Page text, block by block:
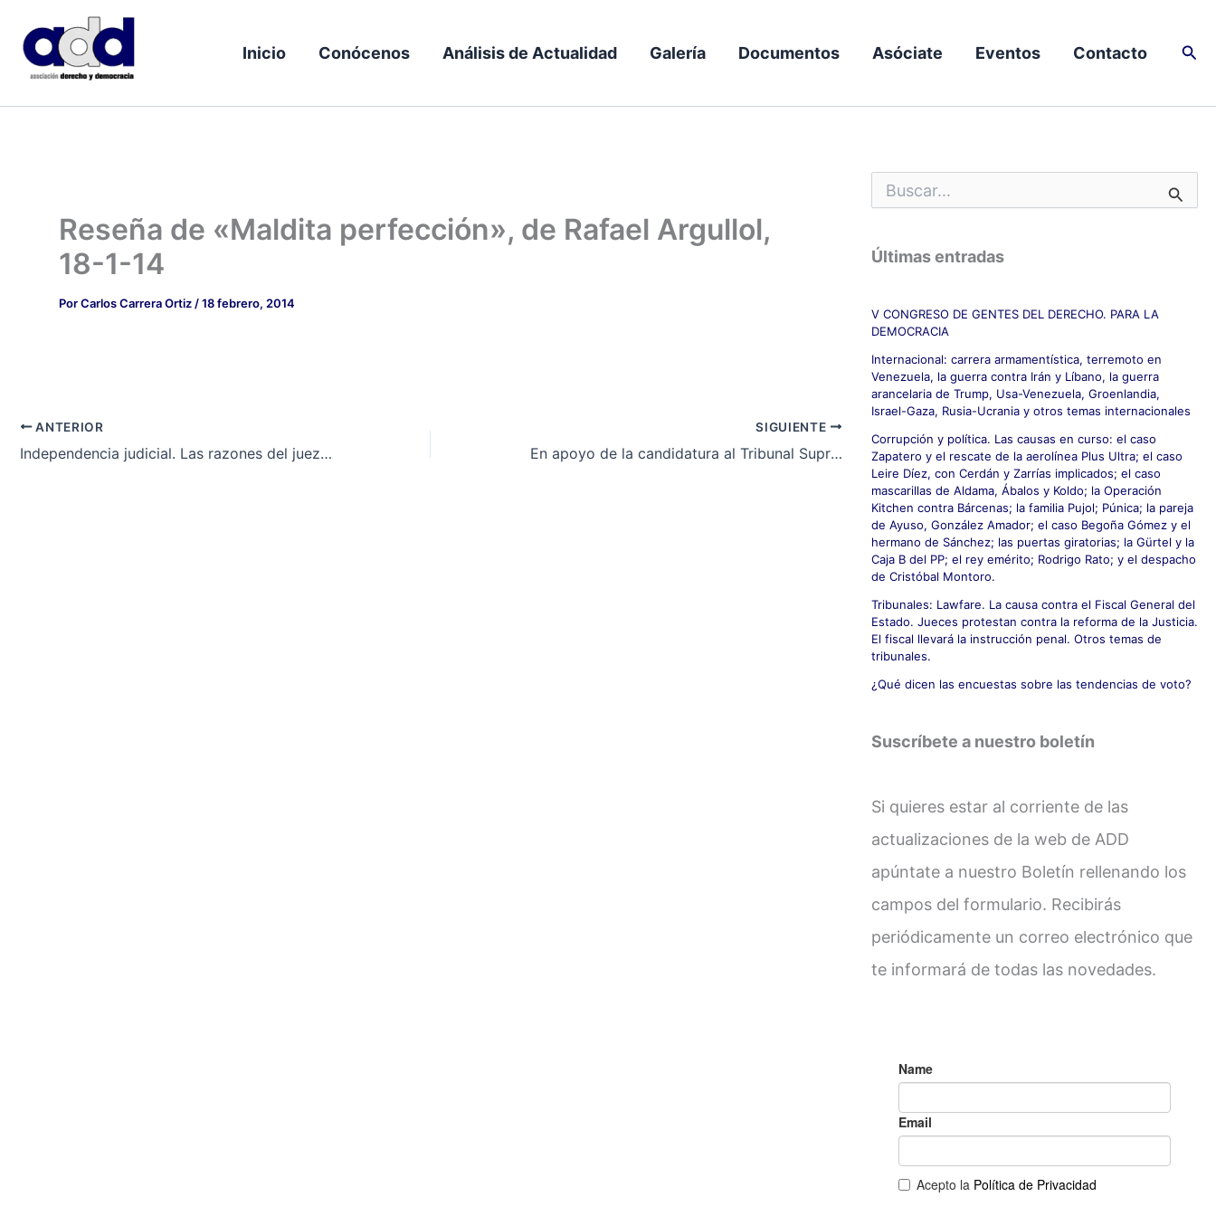
contenido
Inicio Conócenos Análisis de Actualidad Galería Documentos Asóciate Eventos Contacto
Reseña de «Maldita perfección», de Rafael Argullol,
18-1-14
PorCarlos Carrera Ortiz /18 febrero, 2014
ANTERIOR
Independencia judicial. Las razones del juez Elpidio Silva
SIGUIENTE
En apoyo de la candidatura al Tribunal Supremo del Magistrado De Paúl Velasco
u
c
a
o
r
:
Últimas entradas
V CONGRESO DE GENTES DEL DERECHO. PARA LA
DEMOCRACIA
Internacional: carrera armamentística, terremoto en
Venezuela, la guerra contra Irán y Líbano, la guerra
arancelaria de Trump, Usa-Venezuela, Groenlandia,
Israel-Gaza, Rusia-Ucrania y otros temas internacionales
Corrupción y política. Las causas en curso: el caso
Zapatero y el rescate de la aerolínea Plus Ultra; el caso
Leire Díez, con Cerdán y Zarrías implicados; el caso
mascarillas de Aldama, Ábalos y Koldo; la Operación
Kitchen contra Bárcenas; la familia Pujol; Púnica; la pareja
de Ayuso, González Amador; el caso Begoña Gómez y el
hermano de Sánchez; las puertas giratorias; la Gürtel y la
Caja B del PP; el rey emérito; Rodrigo Rato; y el despacho
de Cristóbal Montoro.
Tribunales: Lawfare. La causa contra el Fiscal General del
Estado. Jueces protestan contra la reforma de la Justicia.
El fiscal llevará la instrucción penal. Otros temas de
tribunales.
¿Qué dicen las encuestas sobre las tendencias de voto?
Suscríbete a nuestro boletín
Si quieres estar al corriente de las
actualizaciones de la web de ADD
apúntate a nuestro Boletín rellenando los
campos del formulario. Recibirás
periódicamente un correo electrónico que
te informará de todas las novedades.